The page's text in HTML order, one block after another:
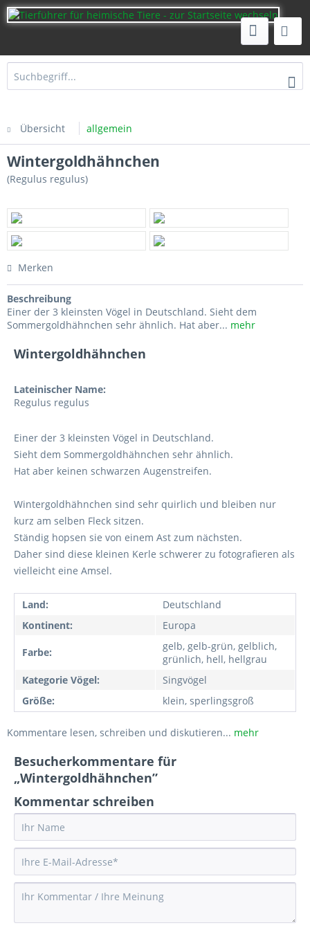
Übersicht allgemein
Wintergoldhähnchen
(Regulus regulus)
Merken
Beschreibung
Einer der 3 kleinsten Vögel in Deutschland. Sieht dem
Sommergoldhähnchen sehr ähnlich. Hat aber... mehr
Wintergoldhähnchen
Lateinischer Name:
Regulus regulus
Einer der 3 kleinsten Vögel in Deutschland.
Sieht dem Sommergoldhähnchen sehr ähnlich.
Hat aber keinen schwarzen Augenstreifen.
Wintergoldhähnchen sind sehr quirlich und bleiben nur
kurz am selben Fleck sitzen.
Ständig hopsen sie von einem Ast zum nächsten.
Daher sind diese kleinen Kerle schwerer zu fotografieren als
vielleicht eine Amsel.
Land:
Deutschland
Kontinent:
Europa
Farbe:
gelb, gelb-grün, gelblich,
grünlich, hell, hellgrau
Kategorie Vögel:
Singvögel
Größe:
klein, sperlingsgroß
Kommentare lesen, schreiben und diskutieren... mehr
Besucherkommentare für
„Wintergoldhähnchen”
Kommentar schreiben